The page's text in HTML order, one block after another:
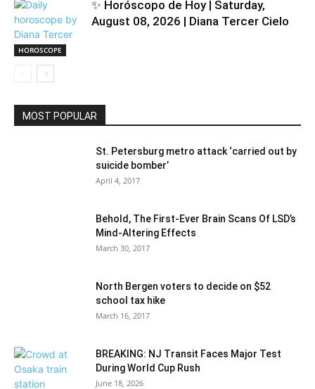
HOROSCOPE
✨ Horóscopo de Hoy | Saturday,
August 08, 2026 | Diana Tercer Cielo
MOST POPULAR
St. Petersburg metro attack ‘carried out by
suicide bomber’
April 4, 2017
Behold, The First-Ever Brain Scans Of LSD’s
Mind-Altering Effects
March 30, 2017
North Bergen voters to decide on $52
school tax hike
March 16, 2017
BREAKING: NJ Transit Faces Major Test
During World Cup Rush
June 18, 2026